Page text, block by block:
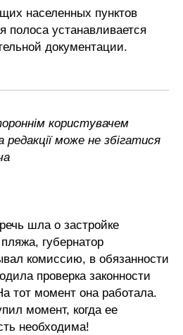
населенных пунктов
полоса устанавливается
документации.
користувачем
може не збігатися
шла о застройке
губернатор
комиссию, в обязанности
проверка законности
тот момент она работала.
момент, когда ее
необходима!